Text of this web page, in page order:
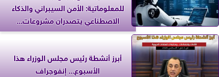
للمعلوماتية: الأمن السيبراني والذكاء
الاصطناعي يتصدران مشروعات...
أبرز أنشطة رئيس مجلس الوزراء هذا
الأسبوع... إنفوجراف